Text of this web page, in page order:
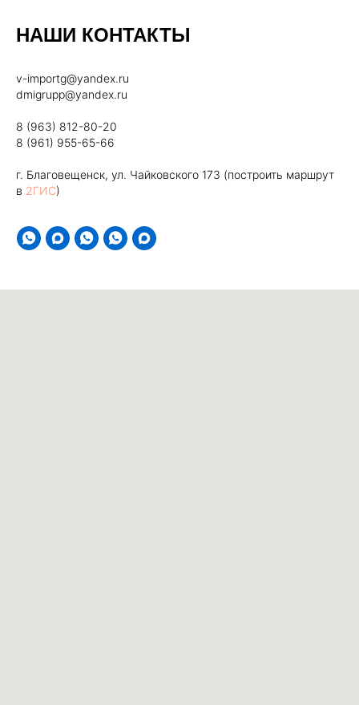
НАШИ КОНТАКТЫ
v-importg@yandex.ru
dmigrupp@yandex.ru
8 (963) 812-80-20
8 (961) 955-65-66
г. Благовещенск, ул. Чайковского 173 (построить маршрут
в 2ГИС)